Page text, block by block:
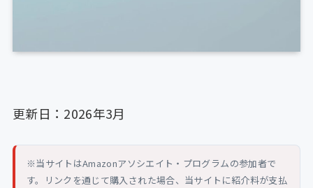
更新日：2026年3月
※当サイトはAmazonアソシエイト・プログラムの参加者で
す。リンクを通じて購入された場合、当サイトに紹介料が支払